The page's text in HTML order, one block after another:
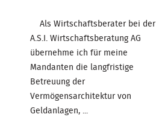
Als Wirtschaftsberater bei der
A.S.I. Wirtschaftsberatung AG
übernehme ich für meine
Mandanten die langfristige
Betreuung der
Vermögensarchitektur von
Geldanlagen, ...